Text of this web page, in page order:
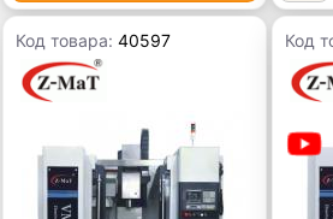
Код товара:40597 Код